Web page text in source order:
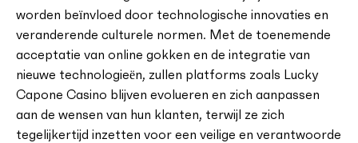
worden beïnvloed door technologische innovaties en
veranderende culturele normen. Met de toenemende
acceptatie van online gokken en de integratie van
nieuwe technologieën, zullen platforms zoals Lucky
Capone Casino blijven evolueren en zich aanpassen
aan de wensen van hun klanten, terwijl ze zich
tegelijkertijd inzetten voor een veilige en verantwoorde